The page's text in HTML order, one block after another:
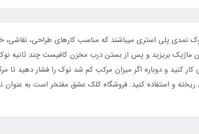
پلاستیکی و نوک نمدی پلی استری می‏باشند که مناسب کارهای طراحی،
ماژیک بریزید و پس از بستن درب مخزن کافیست چند ثانیه
کنید و دوباره اگر میزان مرکب کم شد نوک را فشار دهید تا
و استفاده کنید. فروشگاه کلک عشق مفتخر است به عنوان